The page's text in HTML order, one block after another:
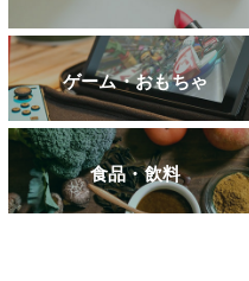
ゲーム・おもちゃ
食品・飲料